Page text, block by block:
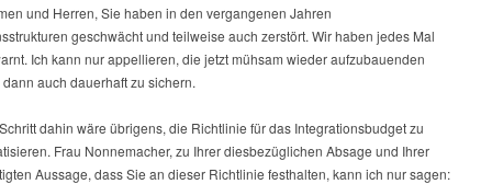
und Herren, Sie haben in den vergangenen Jahren
geschwächt und teilweise auch zerstört. Wir haben jedes Mal
Ich kann nur appellieren, die jetzt mühsam wieder aufzubauenden
auch dauerhaft zu sichern.
dahin wäre übrigens, die Richtlinie für das Integrationsbudget zu
Frau Nonnemacher, zu Ihrer diesbezüglichen Absage und Ihrer
Aussage, dass Sie an dieser Richtlinie festhalten, kann ich nur sagen: